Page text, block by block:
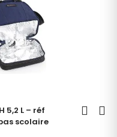
5,2 L – réf
scolaire